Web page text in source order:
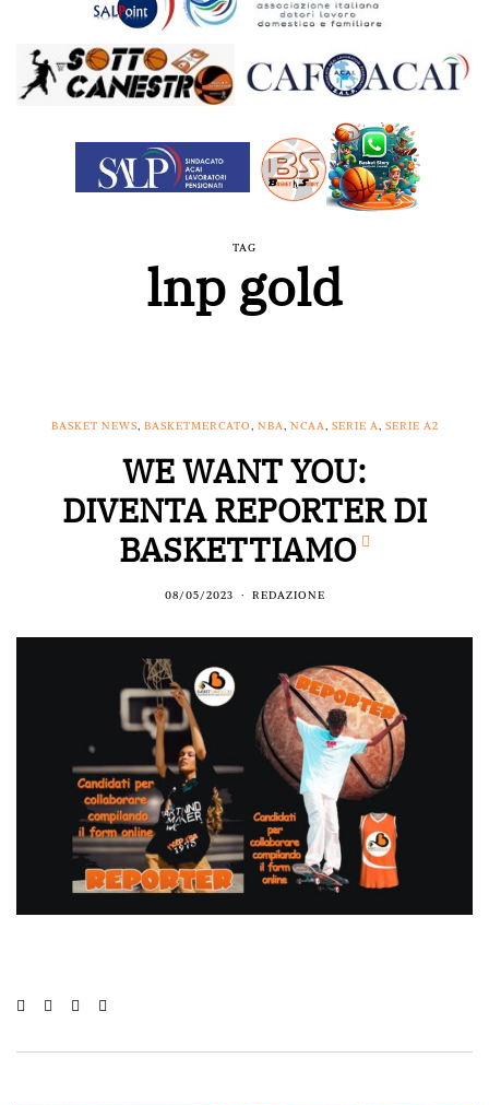
TAG
lnp gold
BASKET NEWS, BASKETMERCATO, NBA, NCAA, SERIE A, SERIE A2
WE WANT YOU:
DIVENTA REPORTER DI
BASKETTIAMO
08/05/2023 REDAZIONE